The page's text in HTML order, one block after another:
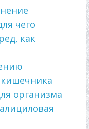
чего
как
организма